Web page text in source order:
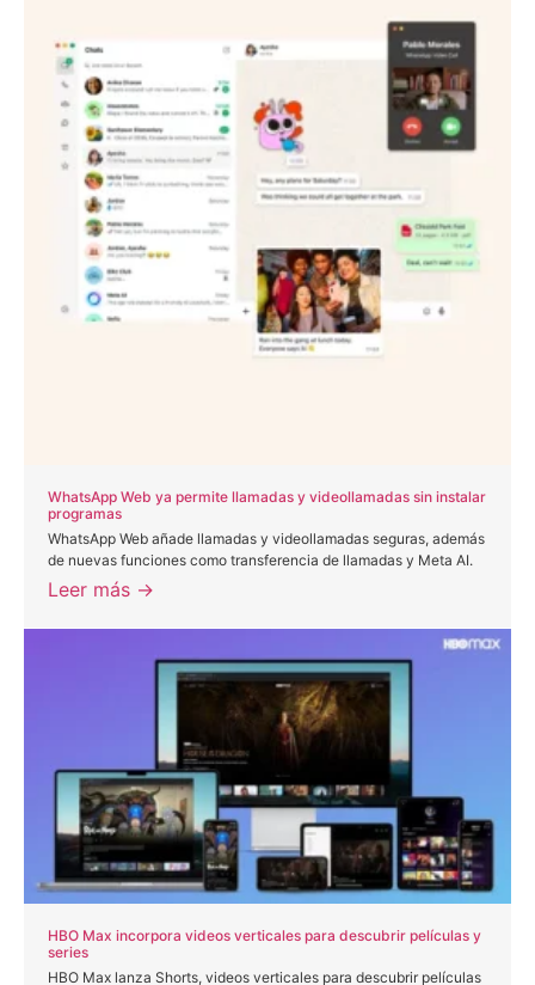
WhatsApp Web ya permite llamadas y videollamadas sin instalar
programas
WhatsApp Web añade llamadas y videollamadas seguras, además
de nuevas funciones como transferencia de llamadas y Meta AI.
Leer más →
HBO Max incorpora videos verticales para descubrir películas y
series
HBO Max lanza Shorts, videos verticales para descubrir películas